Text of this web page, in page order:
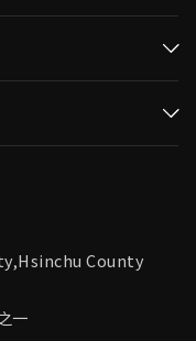
County
一